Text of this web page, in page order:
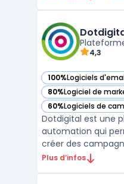
travailleurs
partenariat ...
4,3
100%Logiciels
— voir Dotdigital
80%Logiciel de
— voir Dotdigital
60%Logiciels de
— voir Dotdigital
Dotdigital est une
automation qui
créer des
personnalisées et
Plus d’infos